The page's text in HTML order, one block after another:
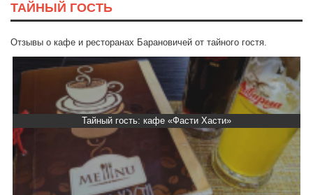
ТАЙНЫЙ ГОСТЬ
Отзывы о кафе и ресторанах Барановичей от тайного гостя.
Тайный гость: кафе «Автограф»